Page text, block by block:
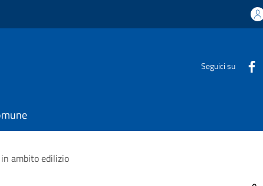
Seguici su
ambito edilizio